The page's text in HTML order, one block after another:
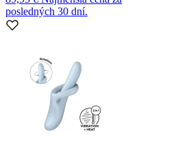
posledných 30 dní.